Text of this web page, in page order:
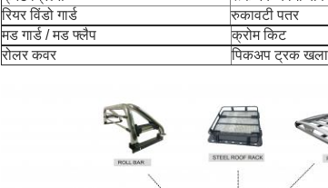
रियर विंडो गार्ड
रुकावटी पतर
मड गार्ड / मड फ्लैप
क्रोम किट
रोलर कवर
पिकअप ट्रक